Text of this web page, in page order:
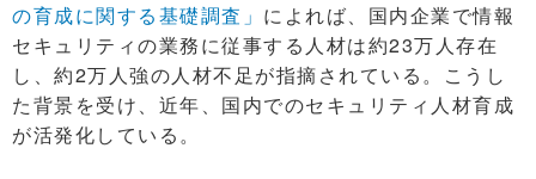
の育成に関する基礎調査」 によれば、国内企業で情報
セキュリティの業務に従事する人材は約23万人存在
し、約2万人強の人材不足が指摘されている。こうし
た背景を受け、近年、国内でのセキュリティ人材育成
が活発化している。